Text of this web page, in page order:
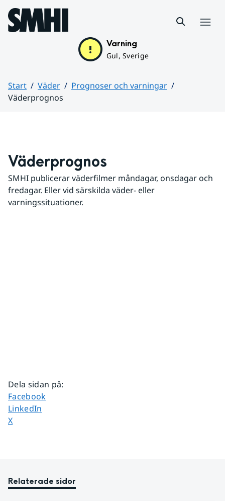
Hoppa till sidans innehåll
Varning
Gul, Sverige
Start Väder
Prognoser och varningar
Väderprognos
Väderprognos
SMHI publicerar väderfilmer måndagar, onsdagar och
fredagar. Eller vid särskilda väder- eller
varningssituationer.
Dela sidan på:
Dela sidan på
Facebook
Dela sidan på
LinkedIn
Dela sidan på
X
Relaterade sidor